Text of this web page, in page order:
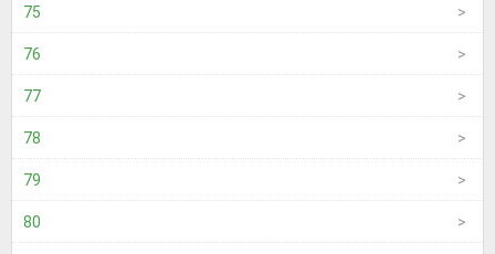
75
76
77
78
79
80